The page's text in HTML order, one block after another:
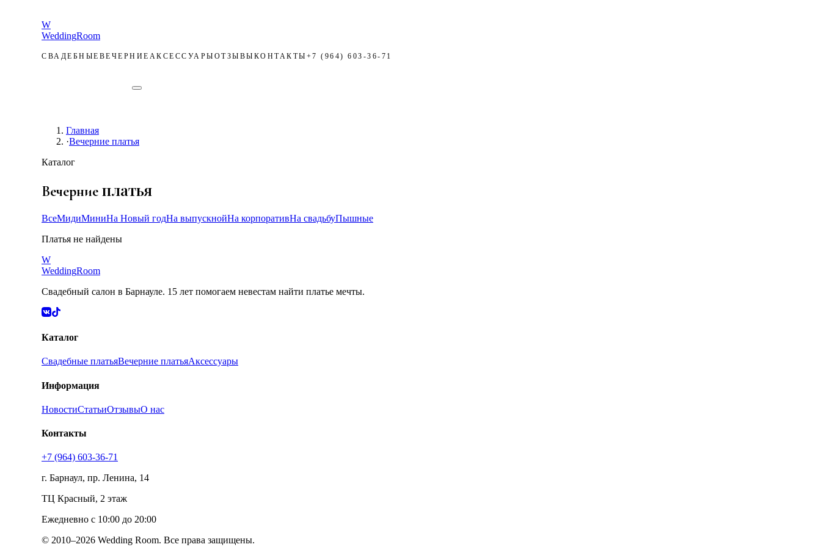
W
WeddingRoom
СВАДЕБНЫЕ ВЕЧЕРНИЕ АКСЕССУАРЫ ОТЗЫВЫ КОНТАКТЫ +7 (964) 603-36-71
Главная
·Вечерние платья
Каталог
Вечерние платья
ВсеМидиМиниНа Новый годНа выпускнойНа корпоративНа свадьбуПышные
Платья не найдены
W
WeddingRoom
Свадебный салон в Барнауле. 15 лет помогаем невестам найти платье мечты.
Каталог
Свадебные платьяВечерние платьяАксессуары
Информация
НовостиСтатьиОтзывыО нас
Контакты
+7 (964) 603-36-71
г. Барнаул, пр. Ленина, 14
ТЦ Красный, 2 этаж
Ежедневно с 10:00 до 20:00
© 2010–2026 Wedding Room. Все права защищены.